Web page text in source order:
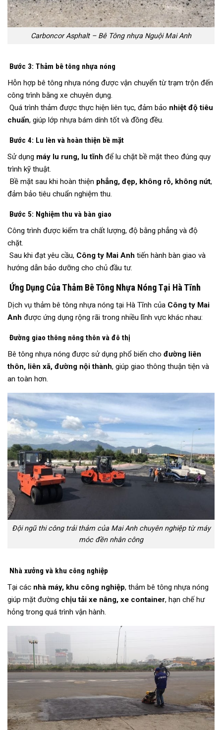
Carboncor Asphalt – Bê Tông nhựa Nguội Mai Anh
Bước 3: Thảm bê tông nhựa nóng
Hỗn hợp bê tông nhựa nóng được vận chuyển từ trạm trộn đến
công trình bằng xe chuyên dụng.
Quá trình thảm được thực hiện liên tục, đảm bảo nhiệt độ tiêu
chuẩn, giúp lớp nhựa bám dính tốt và đồng đều.
Bước 4: Lu lèn và hoàn thiện bề mặt
Sử dụng máy lu rung, lu tĩnh để lu chặt bề mặt theo đúng quy
trình kỹ thuật.
Bề mặt sau khi hoàn thiện phẳng, đẹp, không rỗ, không nứt,
đảm bảo tiêu chuẩn nghiệm thu.
Bước 5: Nghiệm thu và bàn giao
Công trình được kiểm tra chất lượng, độ bằng phẳng và độ
chặt.
Sau khi đạt yêu cầu, Công ty Mai Anh tiến hành bàn giao và
hướng dẫn bảo dưỡng cho chủ đầu tư.
Ứng Dụng Của Thảm Bê Tông Nhựa Nóng Tại Hà Tĩnh
Dịch vụ thảm bê tông nhựa nóng tại Hà Tĩnh của Công ty Mai
Anh được ứng dụng rộng rãi trong nhiều lĩnh vực khác nhau:
Đường giao thông nông thôn và đô thị
Bê tông nhựa nóng được sử dụng phổ biến cho đường liên
thôn, liên xã, đường nội thành, giúp giao thông thuận tiện và
an toàn hơn.
Đội ngũ thi công trải thảm của Mai Anh chuyên nghiệp từ máy
móc đền nhân công
Nhà xưởng và khu công nghiệp
Tại các nhà máy, khu công nghiệp, thảm bê tông nhựa nóng
giúp mặt đường chịu tải xe nâng, xe container, hạn chế hư
hỏng trong quá trình vận hành.